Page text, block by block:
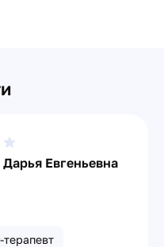
Евгеньевна
терапевт